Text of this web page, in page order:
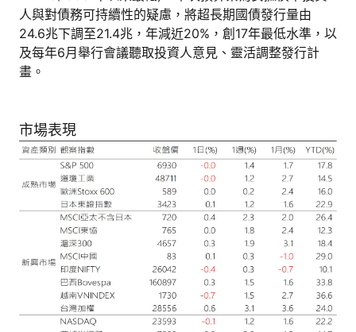
人與對債務可持續性的疑慮，將超長期國債發行量由
24.6兆下調至21.4兆，年減近20%，創17年最低水準，以
及每年6月舉行會議聽取投資人意見、靈活調整發行計
畫。
市場表現